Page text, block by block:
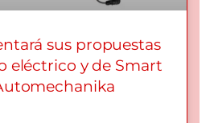
sus propuestas
eléctrico y de Smart